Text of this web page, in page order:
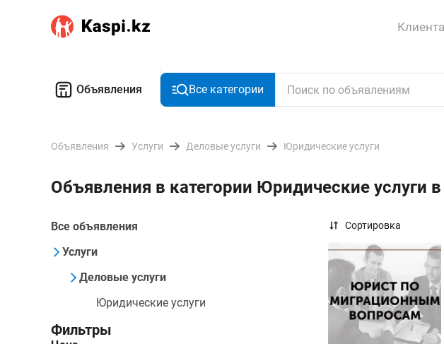
Объявления Все категории
Объявления Услуги Деловые услуги Юридические услуги
Объявления в категории Юридические услуги
Все объявления
Услуги
Деловые услуги
Юридические услуги
Фильтры
Сортировка